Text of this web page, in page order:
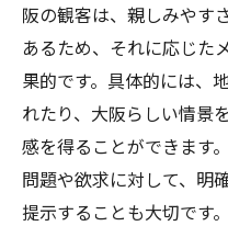
阪の観客は、親しみやす
あるため、それに応じた
果的です。具体的には、
れたり、大阪らしい情景
感を得ることができます
問題や欲求に対して、明
提示することも大切です